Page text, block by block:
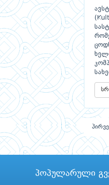
პოპულარული